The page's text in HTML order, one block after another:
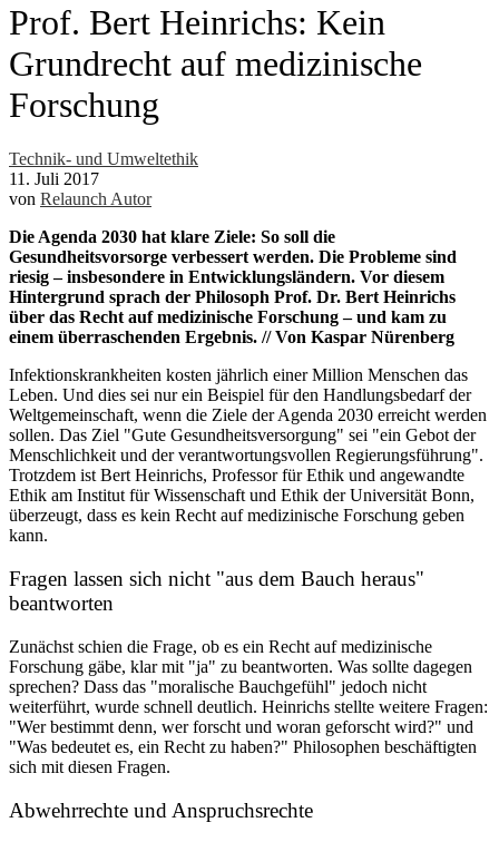
Prof. Bert Heinrichs: Kein
Grundrecht auf medizinische
Forschung
Technik- und Umweltethik
11. Juli 2017
von Relaunch Autor
Die Agenda 2030 hat klare Ziele: So soll die
Gesundheitsvorsorge verbessert werden. Die Probleme sind
riesig – insbesondere in Entwicklungsländern. Vor diesem
Hintergrund sprach der Philosoph Prof. Dr. Bert Heinrichs
über das Recht auf medizinische Forschung – und kam zu
einem überraschenden Ergebnis. // Von Kaspar Nürenberg
Infektionskrankheiten kosten jährlich einer Million Menschen das
Leben. Und dies sei nur ein Beispiel für den Handlungsbedarf der
Weltgemeinschaft, wenn die Ziele der Agenda 2030 erreicht werden
sollen. Das Ziel "Gute Gesundheitsversorgung" sei "ein Gebot der
Menschlichkeit und der verantwortungsvollen Regierungsführung".
Trotzdem ist Bert Heinrichs, Professor für Ethik und angewandte
Ethik am Institut für Wissenschaft und Ethik der Universität Bonn,
überzeugt, dass es kein Recht auf medizinische Forschung geben
kann.
Fragen lassen sich nicht "aus dem Bauch heraus"
beantworten
Zunächst schien die Frage, ob es ein Recht auf medizinische
Forschung gäbe, klar mit "ja" zu beantworten. Was sollte dagegen
sprechen? Dass das "moralische Bauchgefühl" jedoch nicht
weiterführt, wurde schnell deutlich. Heinrichs stellte weitere Fragen:
"Wer bestimmt denn, wer forscht und woran geforscht wird?" und
"Was bedeutet es, ein Recht zu haben?" Philosophen beschäftigten
sich mit diesen Fragen.
Abwehrrechte und Anspruchsrechte